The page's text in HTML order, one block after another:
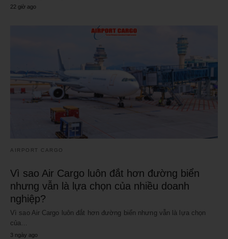
22 giờ ago
AIRPORT CARGO
Vì sao Air Cargo luôn đắt hơn đường biển
nhưng vẫn là lựa chọn của nhiều doanh
nghiệp?
Vì sao Air Cargo luôn đắt hơn đường biển nhưng vẫn là lựa chọn
của…
3 ngày ago